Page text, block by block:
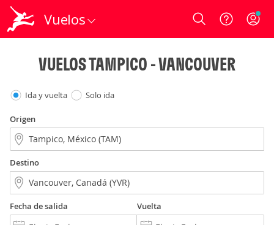
Vuelos Login
VUELOS TAMPICO - VANCOUVER
Ida y vuelta Solo ida
Origen
Destino
Fecha de salida Vuelta